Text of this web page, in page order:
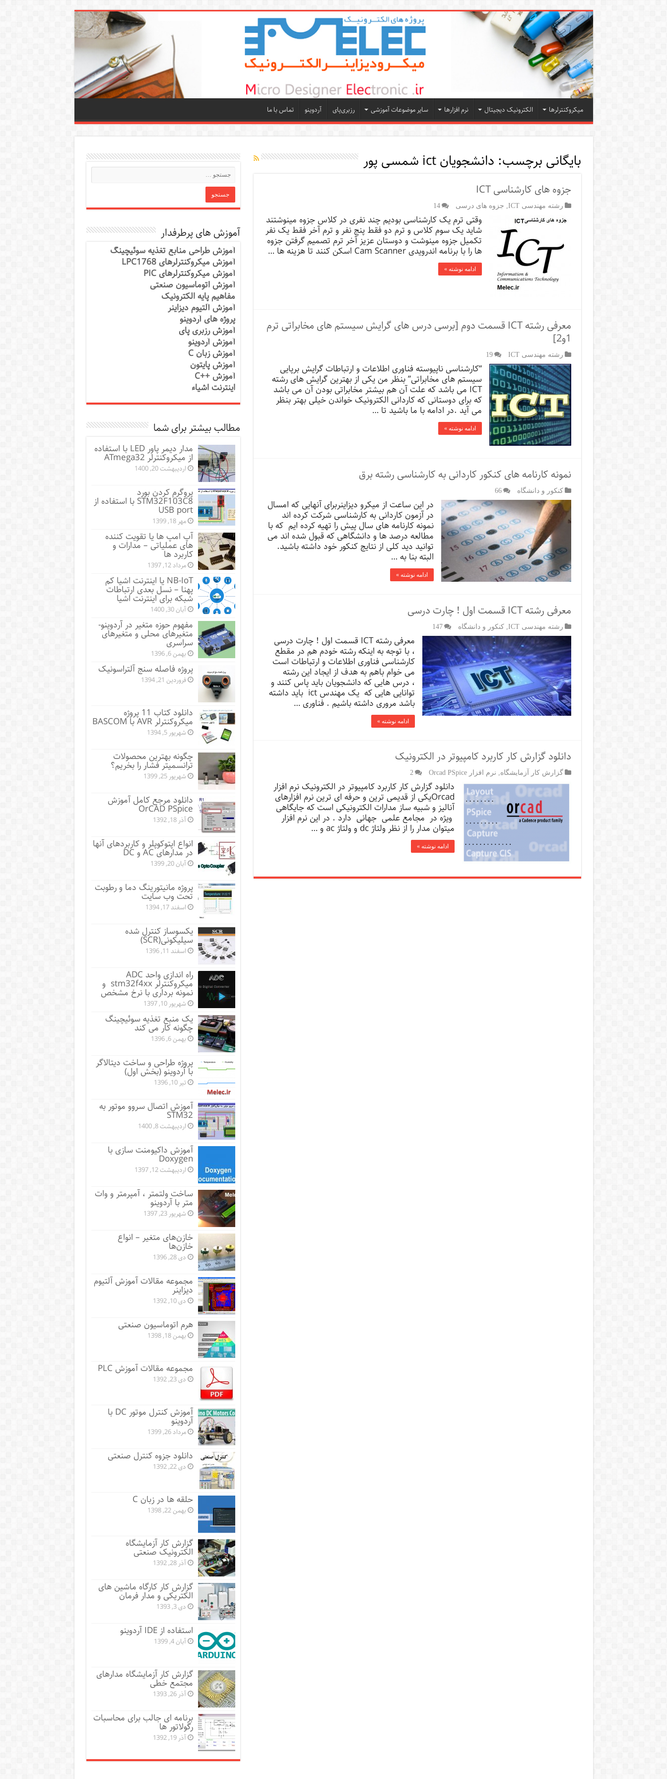
میکروکنترلرها الکترونیک دیجیتال نرم افزارها سایر موضوعات آموزشی رزبری‌پای آردوینو تماس با ما
بایگانی برچسب: دانشجویان ict شمسی پور
جزوه های کارشناسی ICT
رشته مهندسی ICT جزوه های درسی 14
وقتی ترم یک کارشناسی بودیم چند نفری در کلاس جزوه مینوشتند
شاید یک سوم کلاس و ترم دو فقط پنج نفر و ترم آخر فقط یک نفر
تکمیل جزوه مینوشت و دوستان عزیز آخر ترم تصمیم گرفتن جزوه
ها را با برنامه اندرویدی Cam Scanner اسکن کنند تا هزینه ها …
ادامه نوشته »
معرفی رشته ICT قسمت دوم [برسی درس های گرایش سیستم های مخابراتی ترم
1و2]
رشته مهندسی ICT 19
“کارشناسی ناپیوسته فناوری اطلاعات و ارتباطات گرایش برپایی
سیستم های مخابراتی” بنظر من یکی از بهترین گرایش های رشته
ICT می باشد که علت آن هم بیشتر مخابراتی بودن آن می باشد
که برای دوستانی که کاردانی الکترونیک خواندن خیلی بهتر بنظر
می آید .در ادامه با ما باشید تا …
ادامه نوشته »
نمونه کارنامه های کنکور کاردانی به کارشناسی رشته برق
کنکور و دانشگاه 66
در این ساعت از میکرو دیزاینربرای آنهایی که امسال
در آزمون کاردانی به کارشناسی شرکت کرده اند
نمونه کارنامه های سال پیش را تهیه کرده ایم که با
مطالعه درصد ها و دانشگاهی که قبول شده اند می
توانید دید کلی از نتایج کنکور خود داشته باشید.
البته بنا به …
ادامه نوشته »
معرفی رشته ICT قسمت اول ! چارت درسی
رشته مهندسی ICT ,کنکور و دانشگاه 147
معرفی رشته ICT قسمت اول ! چارت درسی
، با توجه به اینکه رشته خودم هم در مقطع
کارشناسی فناوری اطلاعات و ارتباطات است
می خوام باهم به هدف از ایجاد این رشته
، درس هایی که دانشجویان باید پاس کنند و
توانایی هایی که یک مهندس ict باید داشته
باشد مروری داشته باشیم . فناوری …
ادامه نوشته »
دانلود گزارش کار کاربرد کامپیوتر در الکترونیک
گزارش کار آزمایشگاه نرم افزار Orcad PSpice 2
دانلود گزارش کار کاربرد کامپیوتر در الکترونیک نرم افزار
Orcadیکی از قدیمی ترین و حرفه ای ترین نرم افزارهای
آنالیز و شبیه ساز مدارات الکترونیکی است که جایگاهی
ویژه در مجامع علمی جهانی دارد . در این نرم افزار
میتوان مدار را از نظر ولتاژ dc و ولتاژ ac و …
ادامه نوشته »
آموزش های پرطرفدار
آموزش طراحی منابع تغذیه سوئیچینگ
آموزش میکروکنترلرهای LPC1768
آموزش میکروکنترلرهای PIC
آموزش اتوماسیون صنعتی
مفاهیم پایه الکترونیک
آموزش آلتیوم دیزاینر
پروژه های آردوینو
آموزش رزبری پای
آموزش آردوینو
آموزش زبان C
آموزش پایتون
آموزش ++C
اینترنت اشیاء
مطالب بیشتر برای شما
مدار دیمر پاور LED با استفاده
از میکروکنترلر ATmega32
اردیبهشت 20, 1400
پروگرم کردن بورد
STM32F103C8 با استفاده از
USB port
مهر 18, 1399
آپ امپ ها یا تقویت کننده
های عملیاتی – مدارات و
کاربرد ها
مرداد 12, 1397
NB-IoT یا اینترنت اشیا کم
پهنا – نسل بعدی ارتباطات
شبکه برای اینترنت اشیا
آبان 30, 1400
مفهوم حوزه متغیر در آردوینو-
متغیرهای محلی و متغیرهای
سراسری
بهمن 6, 1396
پروژه فاصله سنج آلتراسونیک
فروردین 21, 1394
دانلود کتاب 11 پروژه
میکروکنترلر AVR با BASCOM
شهریور 5, 1394
چگونه بهترین محصولات
ترانسمیتر فشار را بخریم؟
شهریور 25, 1399
دانلود مرجع کامل آموزش
OrCAD PSpice
آذر 18, 1392
انواع اپتوکوپلر و کاربردهای آنها
در مدارهای AC و DC
آبان 20, 1399
پروژه مانيتورينگ دما و رطوبت
تحت وب سایت
اسفند 17, 1394
یکسوساز کنترل شده
سیلیکونی(SCR)
اسفند 11, 1396
راه اندازی واحد ADC
میکروکنترلر stm32f4xx و
نمونه برداری با نرخ مشخص
شهریور 10, 1397
یک منبع تغذیه سوئیچینگ
چگونه کار می کند
بهمن 6, 1396
پروژه طراحی و ساخت دیتالاگر
با آردوینو (بخش اول)
تیر 10, 1396
آموزش اتصال سروو موتور به
STM32
اردیبهشت 8, 1400
آموزش داکیومنت سازی با
Doxygen
اردیبهشت 12, 1397
ساخت ولتمتر ، آمپرمتر و وات
متر با آردوینو
شهریور 23, 1397
خازن‌های متغیر – انواع
خازن‌ها
دی 28, 1396
مجموعه مقالات آموزش آلتیوم
دیزاینر
دی 10, 1392
هرم اتوماسیون صنعتی
بهمن 18, 1398
مجموعه مقالات آموزش PLC
دی 23, 1392
آموزش کنترل موتور DC با
آردوینو
مرداد 26, 1399
دانلود جزوه کنترل صنعتی
دی 22, 1392
حلقه ها در زبان C
بهمن 22, 1398
گزارش کار آزمایشگاه
الکترونیک صنعتی
آذر 28, 1392
گزارش کار کارگاه ماشین های
الکتریکی و مدار فرمان
دی 3, 1393
استفاده از IDE آردوینو
آبان 4, 1399
گزارش کار آزمایشگاه مدارهای
مجتمع خطی
آذر 26, 1393
برنامه ای جالب برای محاسبات
رگولاتور ها
آذر 19, 1392